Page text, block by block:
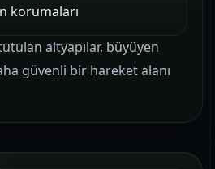
korumaları
altyapılar, büyüyen
güvenli bir hareket alanı